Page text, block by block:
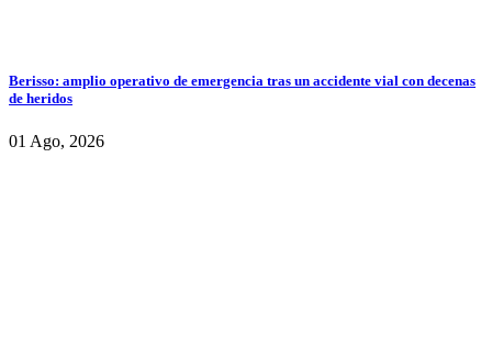
Berisso: amplio operativo de emergencia tras un accidente vial con decenas
de heridos
01 Ago, 2026